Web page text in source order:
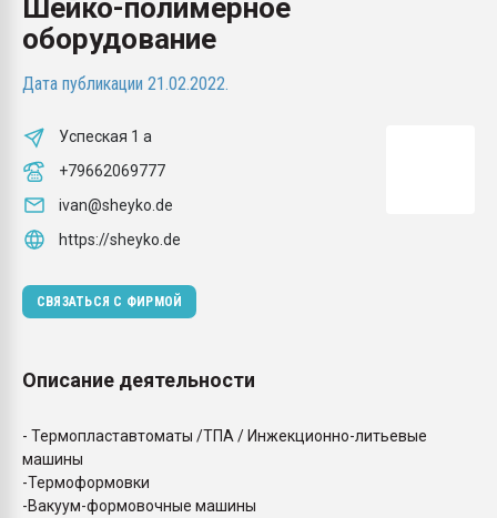
Шейко-полимерное
оборудование
Дата публикации 21.02.2022.
Успеская 1 а
+79662069777
ivan@sheyko.de
https://sheyko.de
СВЯЗАТЬСЯ С ФИРМОЙ
Описание деятельности
- Термопластавтоматы /ТПА / Инжекционно-литьевые
машины
-Термоформовки
-Вакуум-формовочные машины